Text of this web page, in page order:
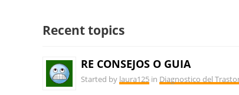
Recent topics
RE CONSEJOS O GUIA
Started by laura125 in Diagnostico del